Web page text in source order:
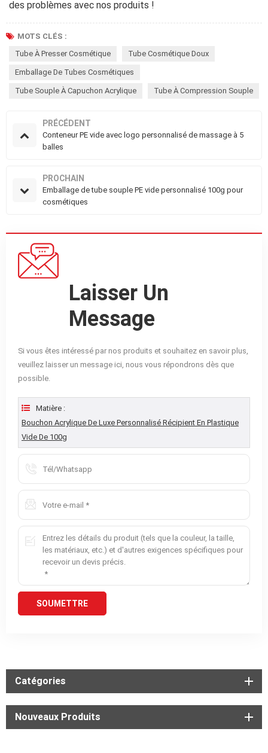
des problèmes avec nos produits !
MOTS CLÉS :
Tube À Presser Cosmétique
Tube Cosmétique Doux
Emballage De Tubes Cosmétiques
Tube Souple À Capuchon Acrylique Tube À Compression Souple
PRÉCÉDENT
Conteneur PE vide avec logo personnalisé de massage à 5
balles
PROCHAIN
Emballage de tube souple PE vide personnalisé 100g pour
cosmétiques
Laisser Un
Message
Si vous êtes intéressé par nos produits et souhaitez en savoir plus,
veuillez laisser un message ici, nous vous répondrons dès que
possible.
Matière :
Bouchon Acrylique De Luxe Personnalisé Récipient En Plastique
Vide De 100g
Catégories
Nouveaux Produits